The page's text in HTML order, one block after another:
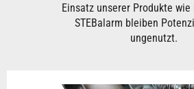
Einsatz unserer Produkte wie
STEBalarm bleiben
ungenutzt.